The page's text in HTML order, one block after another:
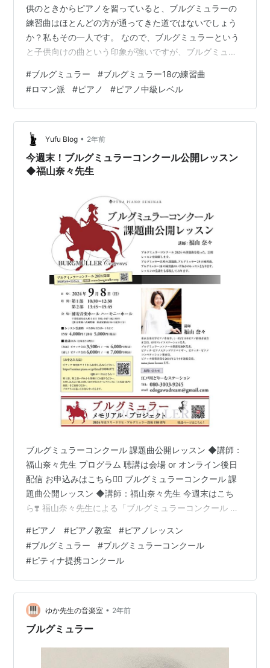
供のときからピアノを習っていると、ブルグミュラーの
練習曲はほとんどの方が通ってきた道ではないでしょう
か？私もその一人です。 なので、ブルグミュラーという
と子供向けの曲という印象が強いですが、ブルグミュラ
18の練習曲」という存在を知りました。子供の頃に取り
組むことが多いブルグミュラーは、「ブルグミュラー25
の練習曲」になりますが、「ブルグミュラー18の練習
曲」は25の練習曲よりステップアップした内容になって
います。本記事では、ブルグミュラー18の練習曲の内容
について、紹介したいと思います。 見開…
#ブルグミュラー #ブルグミュラー18の練習曲
#ロマン派 #ピアノ #ピアノ中級レベル
Yufu Blog • 2年前
今週末！ブルグミュラーコンクール公開レッスン
◆福山奈々先生
ブルグミュラーコンクール 課題曲公開レッスン ◆講師：
福山奈々先生 プログラム 聴講は会場 or オンライン後日
配信 お申込みはこちら💁‍♀️ ブルグミュラーコンクール 課
題曲公開レッスン ◆講師：福山奈々先生 今週末はこち
ら❣️ 福山奈々先生による「ブルグミュラーコンクール 課
ール ハーモニーホール ▶︎▶︎詳細▶︎▶︎ピティナ・ピアノセ
ミナー│ ブルグミュラーコンクール課題曲公開レッスン
◆福山 奈々先生福山先生は、今年もピティナ・ピアノコ
ンペティションの指導者賞を受賞なさっていて、優秀な
生徒さんを多数輩出されています✨ また、ブル…
#ピアノ #ピアノ教室 #ピアノレッスン
#ブルグミュラー #ブルグミュラーコンクール
#ピティナ提携コンクール
ゆか先生の音楽室 • 2年前
ブルグミュラー